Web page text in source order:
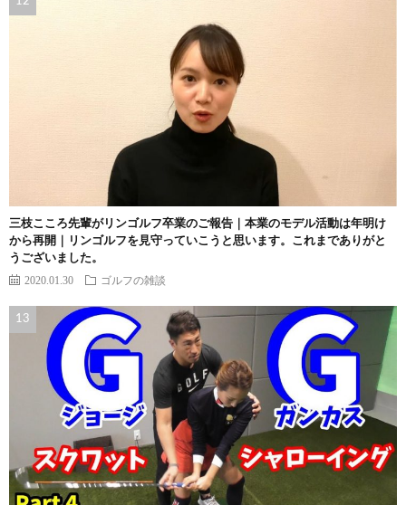
三枝こころ先輩がリンゴルフ卒業のご報告｜本業のモデル活動は年明け
から再開｜リンゴルフを見守っていこうと思います。これまでありがと
うございました。
2020.01.30 ゴルフの雑談